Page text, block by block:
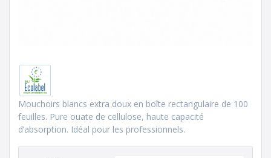
Mouchoirs blancs extra doux en boîte rectangulaire de 100
feuilles. Pure ouate de cellulose, haute capacité
d’absorption. Idéal pour les professionnels.